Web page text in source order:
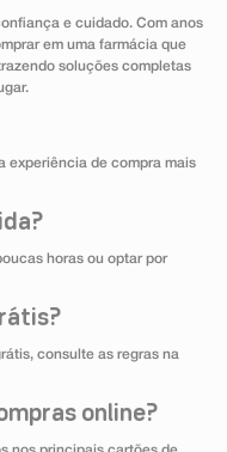
e cuidado. Com anos
em uma farmácia que
soluções completas
experiência de compra mais
horas ou optar por
consulte as regras na
online?